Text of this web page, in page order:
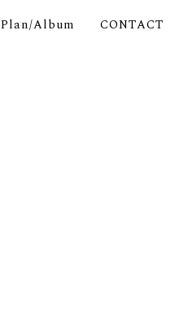
Plan/Album CONTACT